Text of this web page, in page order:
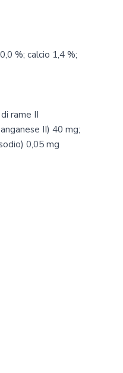
%; calcio 1,4 %;
rame II
II) 40 mg;
0,05 mg